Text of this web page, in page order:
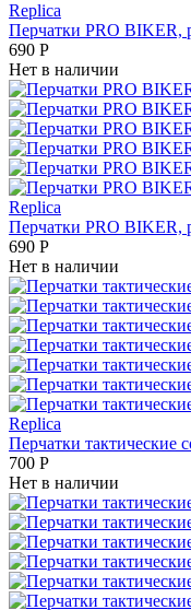
Replica
Перчатки PRO BIKER,
690 Р
Нет в наличии
Replica
Перчатки PRO BIKER,
690 Р
Нет в наличии
Replica
Перчатки тактические
700 Р
Нет в наличии